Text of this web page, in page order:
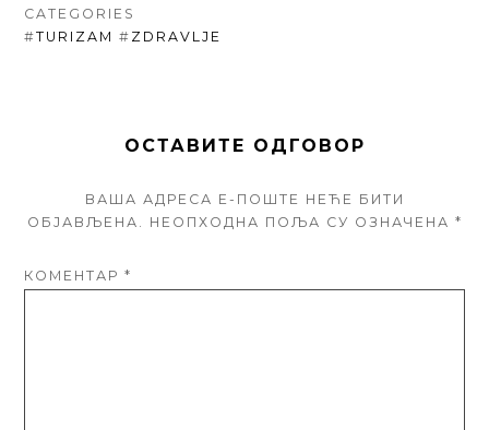
CATEGORIES
#TURIZAM # ZDRAVLJE
ОСТАВИТЕ ОДГОВОР
ВАША АДРЕСА Е-ПОШТЕ НЕЋЕ БИТИ
ОБЈАВЉЕНА. НЕОПХОДНА ПОЉА СУ ОЗНАЧЕНА *
КОМЕНТАР*